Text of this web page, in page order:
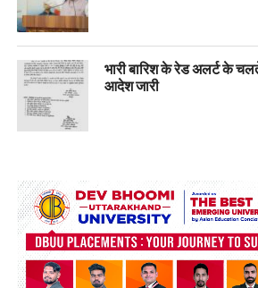
भारी बारिश के रेड अलर्ट के
आदेश जारी